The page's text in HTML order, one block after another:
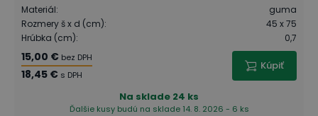
Materiál:
guma
Rozmery š x d (cm):
45 x 75
Hrúbka (cm): 0,7
15,00 € bez DPH
18,45 € s DPH
Kúpiť
Na sklade 24 ks
Ďalšie kusy budú na sklade 14. 8. 2026 - 6 ks